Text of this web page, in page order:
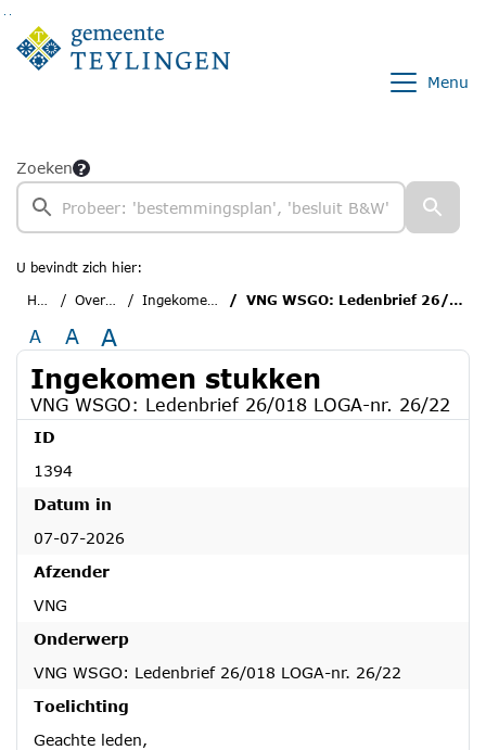
Ga naar de inhoud van deze pagina
Ga naar het zoeken
Ga naar het menu
Menu
Zoeken
U bevindt zich hier:
Home
Overzichten Ingekomen stukken VNG WSGO: Ledenbrief 26/018 LOGA-nr. 26/22
A A A
Ingekomen stukken
VNG WSGO: Ledenbrief 26/018 LOGA-nr. 26/22
ID
1394
Datum in
07-07-2026
Afzender
VNG
Onderwerp
VNG WSGO: Ledenbrief 26/018 LOGA-nr. 26/22
Toelichting
Geachte leden,